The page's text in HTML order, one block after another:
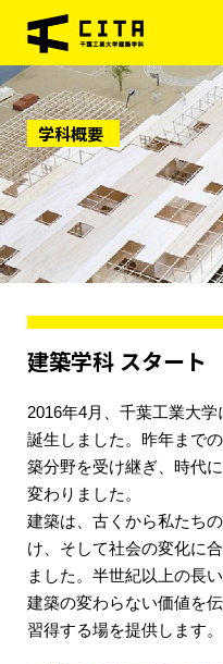
学科概要
建築学科 スタート
2016年4月、千葉工業大
誕生しました。昨年まで
築分野を受け継ぎ、時代
変わりました。
建築は、古くから私たち
け、そして社会の変化に
ました。半世紀以上の長
建築の変わらない価値を
習得する場を提供します。